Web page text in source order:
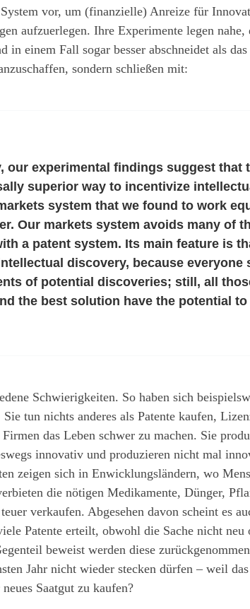
vor, um (finanzielle) Anreize für
aufzuerlegen. Ihre Experimente legen nahe,
in einem Fall sogar besser abschneidet als
sondern schließen mit:
our experimental findings suggest that
superior way to incentivize
system that we found to work
Our markets system avoids many of
a patent system. Its main feature is
discovery, because everyone
of potential discoveries; still, all
the best solution have the potential to
Schwierigkeiten. So haben sich
tun nichts anderes als Patente kaufen,
das Leben schwer zu machen. Sie
innovativ und produzieren nicht mal
zeigen sich in Enwicklungsländern, wo
die nötigen Medikamente, Dünger,
verkaufen. Abgesehen davon scheint es
Patente erteilt, obwohl die Sache nicht
beweist werden diese
Jahr nicht wieder stecken dürfen – weil
Saatgut zu kaufen?